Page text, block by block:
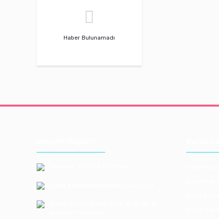
Haber Bulunamadı